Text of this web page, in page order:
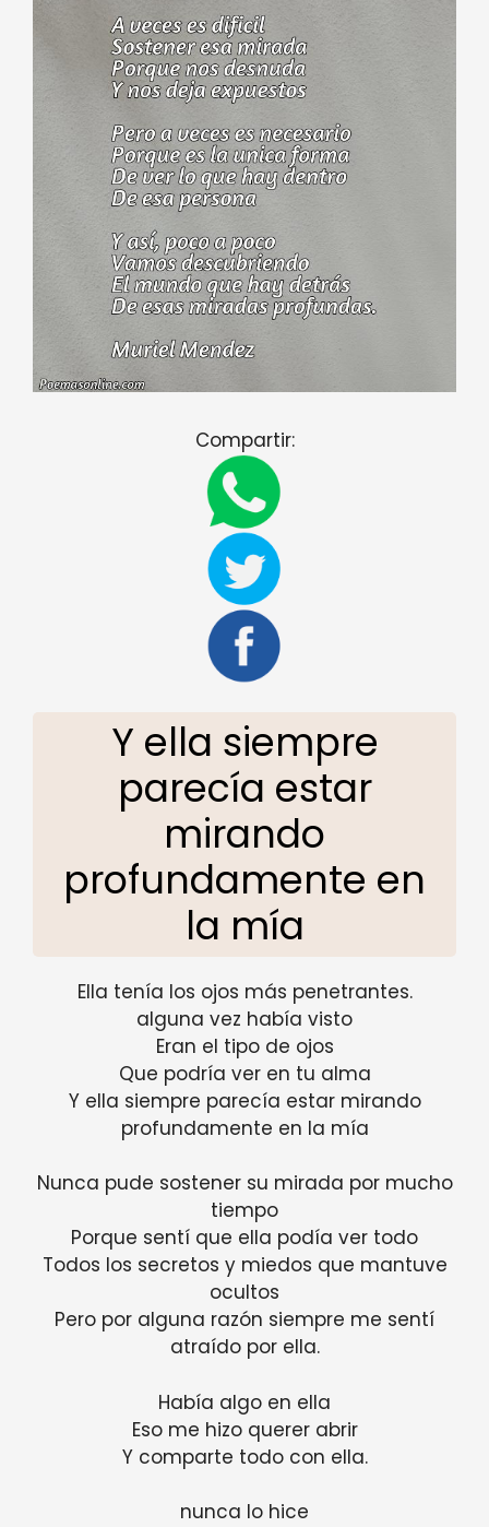
Compartir:
Y ella siempre
parecía estar
mirando
profundamente en
la mía
Ella tenía los ojos más penetrantes.
alguna vez había visto
Eran el tipo de ojos
Que podría ver en tu alma
Y ella siempre parecía estar mirando
profundamente en la mía
Nunca pude sostener su mirada por mucho
tiempo
Porque sentí que ella podía ver todo
Todos los secretos y miedos que mantuve
ocultos
Pero por alguna razón siempre me sentí
atraído por ella.
Había algo en ella
Eso me hizo querer abrir
Y comparte todo con ella.
nunca lo hice